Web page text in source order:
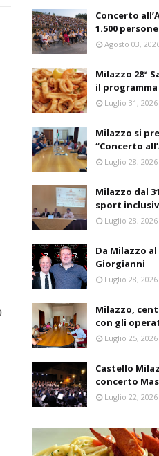
Concerto
1.500 persone
Agosto 03,
Milazzo 28ª
il programma
Luglio 31, 2026
Milazzo si
“Concerto
Luglio 28, 2026
Milazzo dal
sport
Luglio 28, 2026
Da Milazzo
Giorgianni
Luglio 28, 2026
Milazzo,
con gli
Luglio 25, 2026
Castello
concerto
Luglio 22, 2026